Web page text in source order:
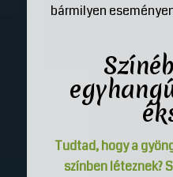
bármilyen
Tudtad, hogy a
színben léteznek?